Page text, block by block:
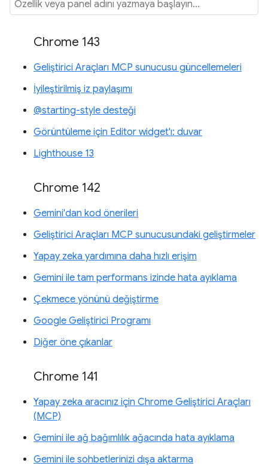
Chrome 143
Geliştirici Araçları MCP sunucusu güncellemeleri
İyileştirilmiş iz paylaşımı
@starting-style desteği
Görüntüleme için Editor widget'ı: duvar
Lighthouse 13
Chrome 142
Gemini'dan kod önerileri
Geliştirici Araçları MCP sunucusundaki geliştirmeler
Yapay zeka yardımına daha hızlı erişim
Gemini ile tam performans izinde hata ayıklama
Çekmece yönünü değiştirme
Google Geliştirici Programı
Diğer öne çıkanlar
Chrome 141
Yapay zeka aracınız için Chrome Geliştirici Araçları
(MCP)
Gemini ile ağ bağımlılık ağacında hata ayıklama
Gemini ile sohbetlerinizi dışa aktarma